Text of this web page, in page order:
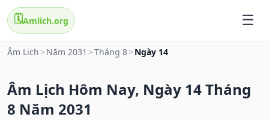
🗓️Amlich.org
Âm Lịch > Năm 2031 >Tháng 8> Ngày 14
Âm Lịch Hôm Nay, Ngày 14 Tháng
8 Năm 2031